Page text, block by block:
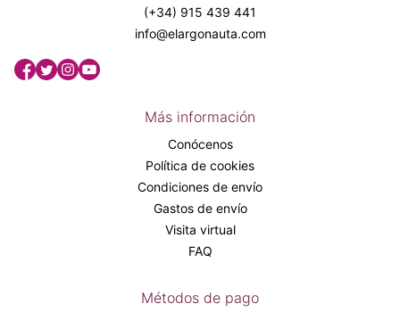
(+34) 915 439 441
info@elargonauta.com
Más información
Conócenos
Política de cookies
Condiciones de envío
Gastos de envío
Visita virtual
FAQ
Métodos de pago